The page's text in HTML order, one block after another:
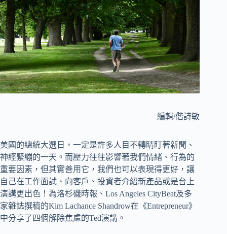
編輯/偕詩敏
美國的總統大選日，一定是許多人目不轉睛盯著新聞、
神經緊繃的一天。而壓力往往影響著我們情緒、行為的
重要因素，但其實善用它，我們也可以表現得更好，讓
自己在工作面試、向客戶、投資者介紹新產品或是台上
演講更出色！為洛杉磯時報、Los Angeles CityBeat及多
家雜誌撰稿的Kim Lachance Shandrow在《Entrepreneur》
中分享了四個解除焦慮的Ted演講。